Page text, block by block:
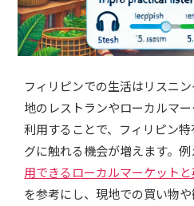
フィリピンでの生活はリスニ
地のレストランやローカルマ
利用することで、フィリピン
グに触れる機会が増えます。例
用できるローカルマーケット
を参考にし、現地での買い物